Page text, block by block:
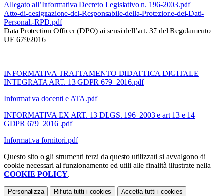
Allegato all’Informativa Decreto Legislativo n. 196-2003.pdf
Atto-di-designazione-del-Responsabile-della-Protezione-dei-Dati-
Personali-RPD.pdf
Data Protection Officer (DPO) ai sensi dell’art. 37 del Regolamento
UE 679/2016
INFORMATIVA TRATTAMENTO DIDATTICA DIGITALE
INTEGRATA ART. 13 GDPR 679_2016.pdf
Informativa docenti e ATA.pdf
INFORMATIVA EX ART. 13 DLGS. 196_2003 e art 13 e 14
GDPR 679_2016 .pdf
Informativa fornitori.pdf
Questo sito o gli strumenti terzi da questo utilizzati si avvalgono di
cookie necessari al funzionamento ed utili alle finalità illustrate nella
COOKIE POLICY.
Personalizza Rifiuta tutti i cookies Accetta tutti i cookies